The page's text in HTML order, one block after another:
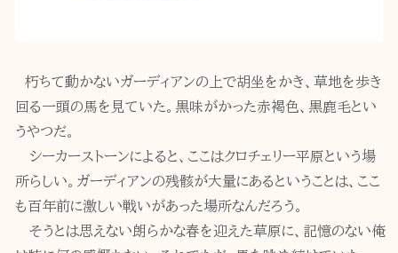
朽ちて動かないガーディアンの上で胡坐をかき、草地を歩き
回る一頭の馬を見ていた。黒味がかった赤褐色、黒鹿毛とい
うやつだ。
シーカーストーンによると、ここはクロチェリー平原という場
所らしい。ガーディアンの残骸が大量にあるということは、ここ
も百年前に激しい戦いがあった場所なんだろう。
そうとは思えない朗らかな春を迎えた草原に、記憶のない俺